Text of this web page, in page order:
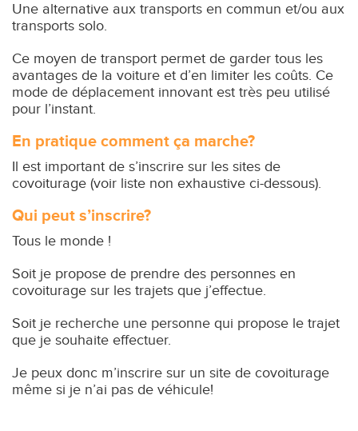
Une alternative aux transports en commun et/ou aux
transports solo.
Ce moyen de transport permet de garder tous les
avantages de la voiture et d’en limiter les coûts. Ce
mode de déplacement innovant est très peu utilisé
pour l’instant.
En pratique comment ça marche?
Il est important de s’inscrire sur les sites de
covoiturage (voir liste non exhaustive ci-dessous).
Qui peut s’inscrire?
Tous le monde !
Soit je propose de prendre des personnes en
covoiturage sur les trajets que j’effectue.
Soit je recherche une personne qui propose le trajet
que je souhaite effectuer.
Je peux donc m’inscrire sur un site de covoiturage
même si je n’ai pas de véhicule!